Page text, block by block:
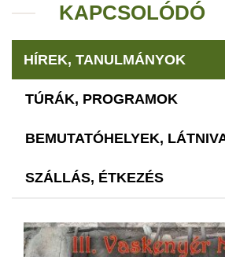
KAPCSOLÓDÓ
HÍREK, TANULMÁNYOK
TÚRÁK, PROGRAMOK
BEMUTATÓHELYEK,
SZÁLLÁS, ÉTKEZÉS